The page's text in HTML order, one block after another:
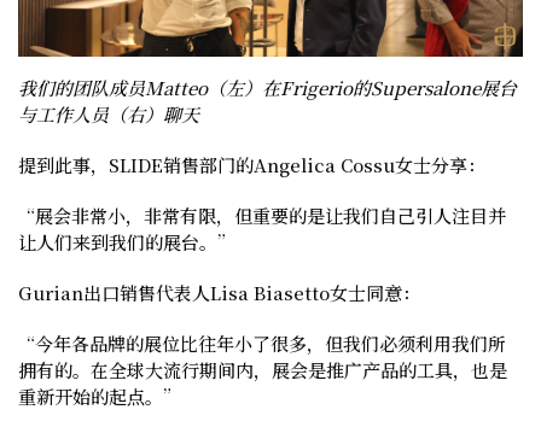
我们的团队成员Matteo（左）在Frigerio的Supersalone展台
与工作人员（右）聊天
提到此事， SLIDE销售部门的Angelica Cossu女士分享：
“展会非常小，非常有限，但重要的是让我们自己引人注目并
让人们来到我们的展台。”
Gurian出口销售代表人Lisa Biasetto女士同意：
“今年各品牌的展位比往年小了很多，但我们必须利用我们所
拥有的。在全球大流行期间内，展会是推广产品的工具，也是
重新开始的起点。”